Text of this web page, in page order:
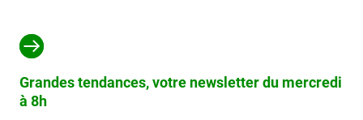
Grandes tendances, votre newsletter du mercredi
à 8h